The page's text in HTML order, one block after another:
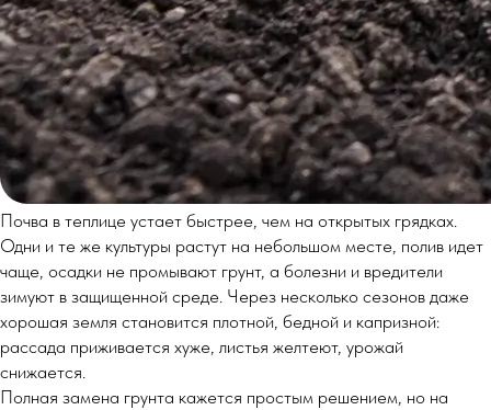
Почва в теплице устает быстрее, чем на открытых грядках.
Одни и те же культуры растут на небольшом месте, полив идет
чаще, осадки не промывают грунт, а болезни и вредители
зимуют в защищенной среде. Через несколько сезонов даже
хорошая земля становится плотной, бедной и капризной:
рассада приживается хуже, листья желтеют, урожай
снижается.
Полная замена грунта кажется простым решением, но на